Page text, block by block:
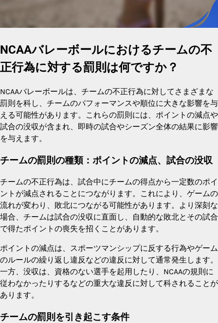
NCAAバレーボールにおけるチームの不
正行為に対する罰則は何ですか？
NCAAバレーボールは、チームの不正行為に対してさまざまな
罰則を科し、チームのパフォーマンスや順位に大きな影響を与
える可能性があります。これらの罰則には、ポイントの減点や
試合の没収が含まれ、即時の試合やシーズン全体の結果に影響
を与えます。
チームの罰則の種類：ポイントの減点、試合の没収
チームの不正行為は、試合中にチームの得点から一定数のポイ
ントが減点されることにつながります。これにより、ゲームの
流れが変わり、敗北につながる可能性があります。より深刻な
場合、チームは試合の没収に直面し、自動的な敗北とその試合
で得たポイントの喪失を招くことがあります。
ポイントの減点は、スポーツマンシップに反する行為やゲーム
のルールの繰り返し違反などの違反に対して通常発生します。
一方、没収は、資格のない選手を起用したり、NCAAの規則に
従わなかったりするなどの重大な違反に対して科されることが
あります。
チームの罰則を引き起こす条件